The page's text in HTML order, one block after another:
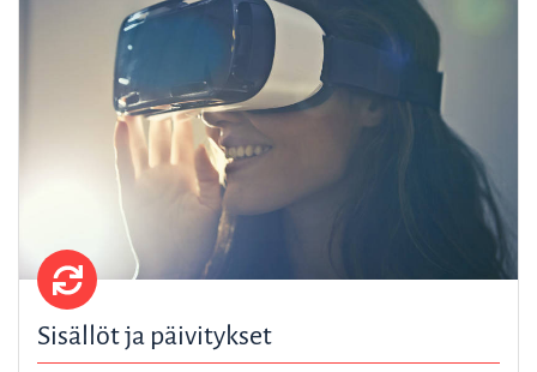
Sisällöt ja päivitykset